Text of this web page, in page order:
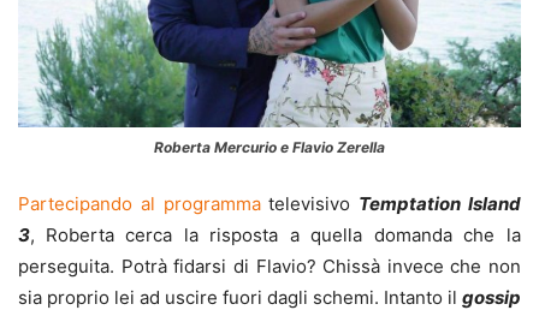
Roberta Mercurio e Flavio Zerella
Partecipando al programmatelevisivo Temptation Island
3, Roberta cerca la risposta a quella domanda che la
perseguita. Potrà fidarsi di Flavio? Chissà invece che non
sia proprio lei ad uscire fuori dagli schemi. Intanto il gossip